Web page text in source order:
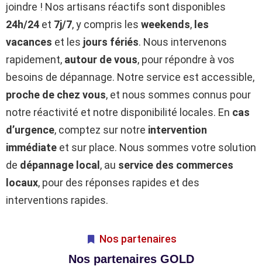
joindre ! Nos artisans réactifs sont disponibles
24h/24 et 7j/7, y compris les weekends, les
vacances et les jours fériés. Nous intervenons
rapidement, autour de vous, pour répondre à vos
besoins de dépannage. Notre service est accessible,
proche de chez vous, et nous sommes connus pour
notre réactivité et notre disponibilité locales. En cas
d’urgence, comptez sur notre intervention
immédiate et sur place. Nous sommes votre solution
de dépannage local , au service des commerces
locaux, pour des réponses rapides et des
interventions rapides.
Nos partenaires
Nos partenaires GOLD